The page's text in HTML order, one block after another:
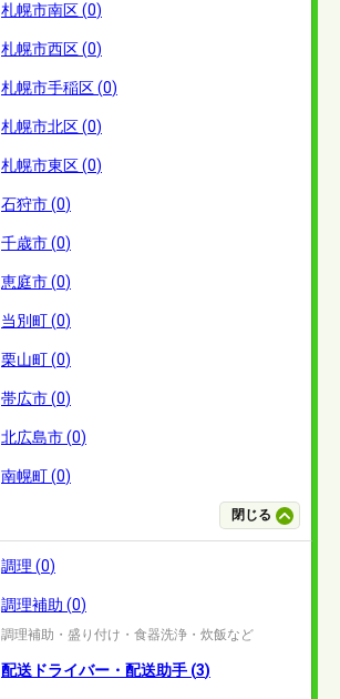
札幌市南区(0)
札幌市西区(0)
札幌市手稲区(0)
札幌市北区(0)
札幌市東区(0)
石狩市(0)
千歳市(0)
恵庭市(0)
当別町(0)
栗山町(0)
帯広市(0)
北広島市(0)
南幌町(0)
閉じる
調理 (0)
調理補助 (0)
調理補助・盛り付け・食器洗浄・炊飯など
配送ドライバー・配送助手 (3)